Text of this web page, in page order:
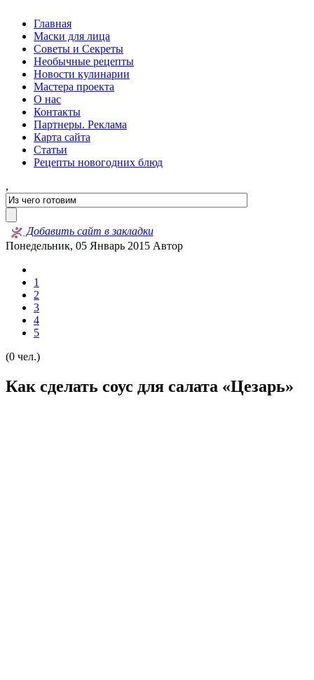
Главная
Маски для лица
Советы и Секреты
Необычные рецепты
Новости кулинарии
Мастера проекта
О нас
Контакты
Партнеры. Реклама
Карта сайта
Статьи
Рецепты новогодних блюд
,
Добавить сайт в закладки
Понедельник, 05 Январь 2015 Автор
1
2
3
4
5
(0 чел.)
Как сделать соус для салата «Цезарь»